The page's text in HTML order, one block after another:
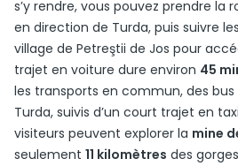
s’y rendre, vous pouvez prendre la
en direction de Turda, puis suivre
village de Petreştii de Jos pour
trajet en voiture dure environ 45
les transports en commun, des
Turda, suivis d’un court trajet en
visiteurs peuvent explorer la mine
seulement 11 kilomètres des